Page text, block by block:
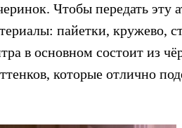
Чтобы передать
пайетки, кружево,
в основном состоит из
которые отлично